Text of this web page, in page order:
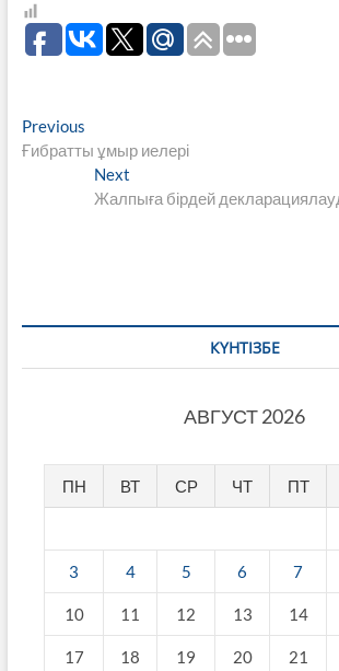
Навигация
по
записям
PreviousPrevious
post:
Ғибратты ұмыр иелері
Next
post:
Жалпыға бірдей
КҮНТІЗБЕ
АВГУСТ 2026
ПН ВТ СР ЧТ ПТ
3 4 5 6 7
10 11 12 13 14
17 18 19 20 21